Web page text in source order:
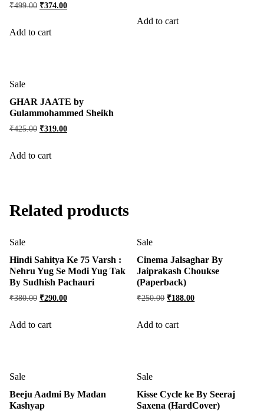
₹499.00 ₹374.00
Add to cart
Add to cart
Sale
GHAR JAATE by
Gulammohammed Sheikh
₹425.00 ₹319.00
Add to cart
Related products
Sale
Hindi Sahitya Ke 75 Varsh :
Nehru Yug Se Modi Yug Tak
By Sudhish Pachauri
₹380.00 ₹290.00
Add to cart
Sale
Cinema Jalsaghar By
Jaiprakash Choukse
(Paperback)
₹250.00 ₹188.00
Add to cart
Sale
Beeju Aadmi By Madan
Kashyap
Sale
Kisse Cycle ke By Seeraj
Saxena (HardCover)